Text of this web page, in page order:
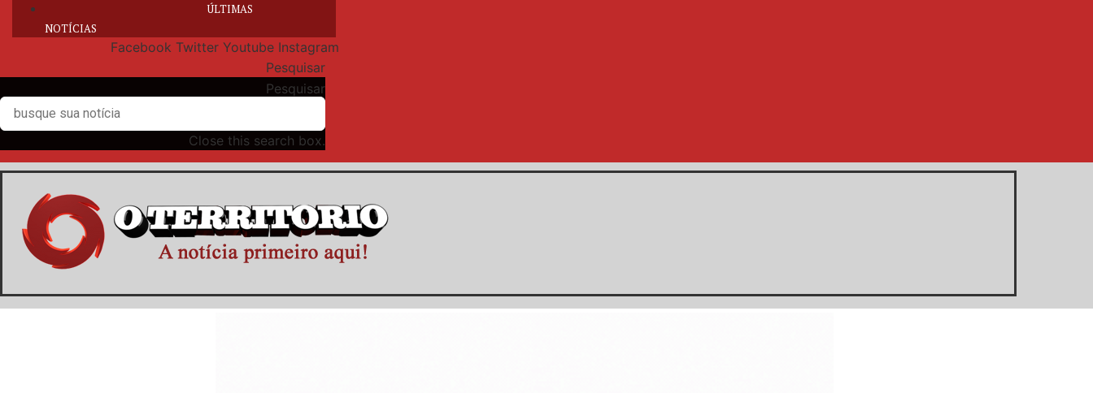
ÚLTIMAS
NOTÍCIAS
Facebook Twitter Youtube Instagram
Pesquisar
Pesquisar
Close this search box.